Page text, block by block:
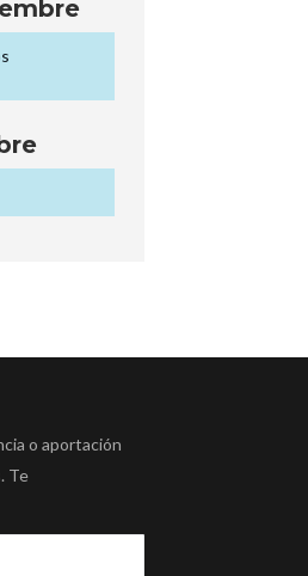
o aportación
Te